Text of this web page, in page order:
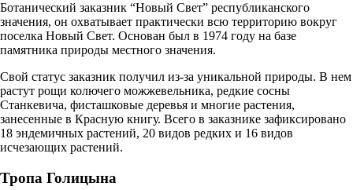
Ботанический заказник “Новый Свет” республиканского
значения, он охватывает практически всю территорию вокруг
поселка Новый Свет. Основан был в 1974 году на базе
памятника природы местного значения.
Свой статус заказник получил из-за уникальной природы. В нем
растут рощи колючего можжевельника, редкие сосны
Станкевича, фисташковые деревья и многие растения,
занесенные в Красную книгу. Всего в заказнике зафиксировано
18 эндемичных растений, 20 видов редких и 16 видов
исчезающих растений.
Тропа Голицына